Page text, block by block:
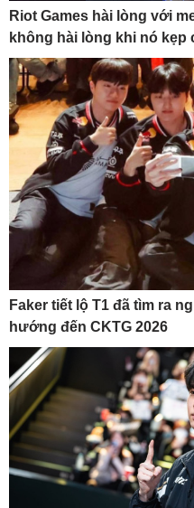
Riot Games hài lòng với
không hài lòng khi nó kẹp
Faker tiết lộ T1 đã tìm ra
hướng đến CKTG 2026